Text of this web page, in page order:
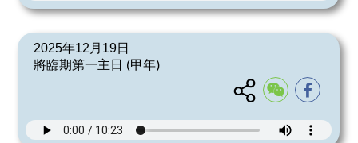
2025年12月19日
將臨期第一主日 (甲年)